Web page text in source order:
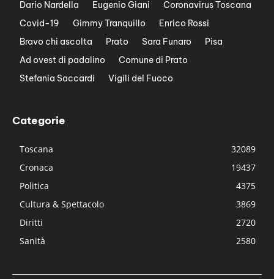
Dario Nardella
Eugenio Giani
Coronavirus Toscana
Covid-19
Gimmy Tranquillo
Enrico Rossi
Bravo chi ascolta
Prato Sara Funaro
Pisa
Ad ovest di padalino
Comune di Prato
Stefania Saccardi
Vigili del Fuoco
Categorie
Toscana
32089
Cronaca
19437
Politica
4375
Cultura & Spettacolo
3869
Diritti
2720
Sanità
2580